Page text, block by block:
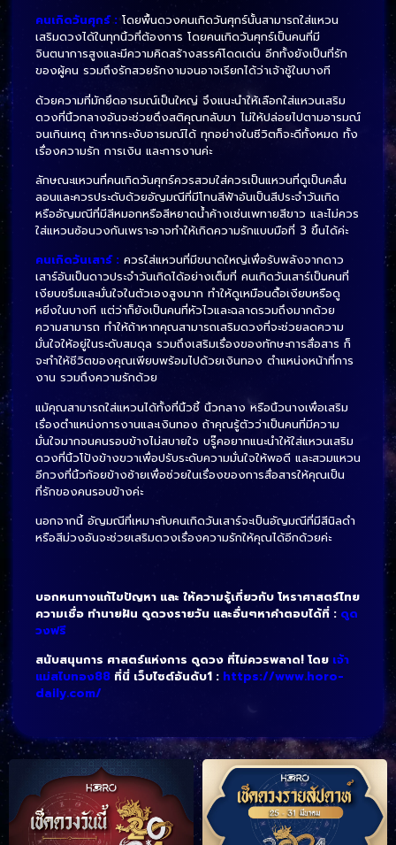
คนเกิดวันศุกร์ : โดยพื้นดวงคนเกิดวันศุกร์นั้นสามารถใส่แหวน
เสริมดวงได้ในทุกนิ้วที่ต้องการ โดยคนเกิดวันศุกร์เป็นคนที่มี
จินตนาการสูงและมีความคิดสร้างสรรค์โดดเด่น อีกทั้งยังเป็นที่รัก
ของผู้คน รวมถึงรักสวยรักงามจนอาจเรียกได้ว่าเจ้าชู้ในบางที
ด้วยความที่มักยึดอารมณ์เป็นใหญ่ จึงแนะนำให้เลือกใส่แหวนเสริม
ดวงที่นิ้วกลางอันจะช่วยดึงสติคุณกลับมา ไม่ให้ปล่อยไปตามอารมณ์
จนเกินเหตุ ถ้าหากระงับอารมณ์ได้ ทุกอย่างในชีวิตก็จะดีทั้งหมด ทั้ง
เรื่องความรัก การเงิน และการงานค่ะ
ลักษณะแหวนที่คนเกิดวันศุกร์ควรสวมใส่ควรเป็นแหวนที่ดูเป็นคลื่น
ลอนและควรประดับด้วยอัญมณีที่มีโทนสีฟ้าอันเป็นสีประจำวันเกิด
หรืออัญมณีที่มีสีหมอกหรือสีหยาดน้ำค้างเช่นเพทายสีขาว และไม่ควร
ใส่แหวนซ้อนวงกันเพราะอาจทำให้เกิดความรักแบบมือที่ 3 ขึ้นได้ค่ะ
คนเกิดวันเสาร์ : ควรใส่แหวนที่มีขนาดใหญ่เพื่อรับพลังจากดาว
เสาร์อันเป็นดาวประจำวันเกิดได้อย่างเต็มที่ คนเกิดวันเสาร์เป็นคนที่
เงียบขรึมและมั่นใจในตัวเองสูงมาก ทำให้ดูเหมือนดื้อเงียบหรือดู
หยิ่งในบางที แต่ว่าก็ยังเป็นคนที่หัวไวและฉลาดรวมถึงมากด้วย
ความสามารถ ทำให้ถ้าหากคุณสามารถเสริมดวงที่จะช่วยลดความ
มั่นใจให้อยู่ในระดับสมดุล รวมถึงเสริมเรื่องของทักษะการสื่อสาร ก็
จะทำให้ชีวิตของคุณเพียบพร้อมไปด้วยเงินทอง ตำแหน่งหน้าที่การ
งาน รวมถึงความรักด้วย
แม้คุณสามารถใส่แหวนได้ทั้งที่นิ้วชี้ นิ้วกลาง หรือนิ้วนางเพื่อเสริม
เรื่องตำแหน่งการงานและเงินทอง ถ้าคุณรู้ตัวว่าเป็นคนที่มีความ
มั่นใจมากจนคนรอบข้างไม่สบายใจ บรู๊คอยากแนะนำให้ใส่แหวนเสริม
ดวงที่นิ้วโป้งข้างขวาเพื่อปรับระดับความมั่นใจให้พอดี และสวมแหวน
อีกวงที่นิ้วก้อยข้างซ้ายเพื่อช่วยในเรื่องของการสื่อสารให้คุณเป็น
ที่รักของคนรอบข้างค่ะ
นอกจากนี้ อัญมณีที่เหมาะกับคนเกิดวันเสาร์จะเป็นอัญมณีที่มีสีนิลดำ
หรือสีม่วงอันจะช่วยเสริมดวงเรื่องความรักให้คุณได้อีกด้วยค่ะ
บอกหนทางแก้ไขปัญหา และ ให้ความรู้เกี่ยวกับ โหราศาสตร์ไทย
ความเชื่อ ทำนายฝัน ดูดวงรายวัน และอื่นๆหาคำตอบได้ที่ : ดูด
วงฟรี
สนับสนุนการ ศาสตร์แห่งการ ดูดวง ที่ไม่ควรพลาด! โดย เจ้า
แม่สไบทอง88 ที่นี่ เว็บไซต์อันดับ1 : https://www.horo-
daily.com/